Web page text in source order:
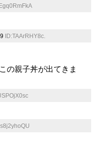
ID:TAArRHY8c.
の親子丼が出てきま